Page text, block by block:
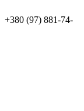
+380 (97) 881-74-